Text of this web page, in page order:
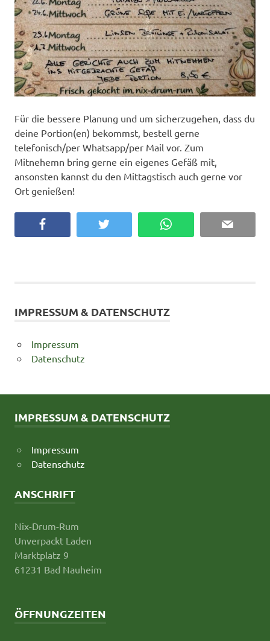
Für die bessere Planung und um sicherzugehen, dass du
deine Portion(en) bekommst, bestell gerne
telefonisch/per Whatsapp/per Mail vor. Zum
Mitnehemn bring gerne ein eigenes Gefäß mit,
ansonsten kannst du den Mittagstisch auch gerne vor
Ort genießen!
Twitter WhatsApp Email
IMPRESSUM & DATENSCHUTZ
Impressum
Datenschutz
IMPRESSUM & DATENSCHUTZ
Impressum
Datenschutz
ANSCHRIFT
Nix-Drum-Rum
Unverpackt Laden
Marktplatz 9
61231 Bad Nauheim
ÖFFNUNGZEITEN